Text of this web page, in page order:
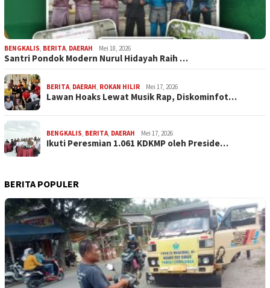
BENGKALIS, BERITA, DAERAH Mei 18, 2026
Santri Pondok Modern Nurul Hidayah Raih …
BERITA, DAERAH, ROKAN HILIR Mei 17, 2026
Lawan Hoaks Lewat Musik Rap, Diskominfot…
BENGKALIS, BERITA, DAERAH Mei 17, 2026
Ikuti Peresmian 1.061 KDKMP oleh Preside…
BERITA POPULER